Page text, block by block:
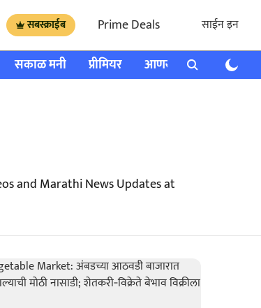
सबस्क्राईब Prime Deals साईन इन
सकाळ मनी प्रीमियर आणखी राशी भविष्य
and Marathi News Updates at